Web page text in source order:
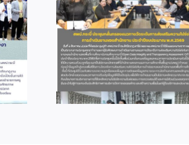
info 3-1